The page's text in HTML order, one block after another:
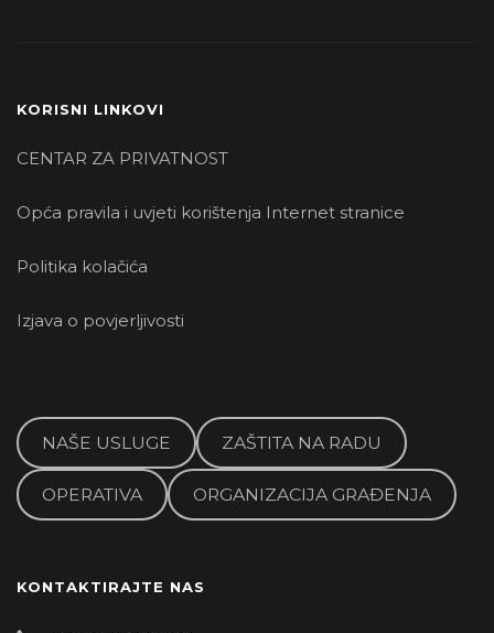
KORISNI LINKOVI
CENTAR ZA PRIVATNOST
Opća pravila i uvjeti korištenja Internet stranice
Politika kolačića
Izjava o povjerljivosti
NAŠE USLUGE ZAŠTITA NA RADU
OPERATIVA ORGANIZACIJA GRAĐENJA
KONTAKTIRAJTE NAS